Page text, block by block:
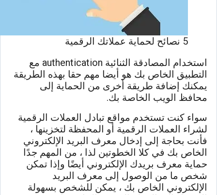
5 نصائح لحماية عملاتك الرقمية
استخدام المصادقة الثنائية authentication مع
التطبيق الخاص بك هو أيضا مهم حقا بهذه الطريقة
يمكنك إضافة طريقة أخرى من الحماية إلى
محافظ الويب الخاصة بك.
سواء كنت تستخدم مواقع تبادل العملات الرقمية
لشراء العملات الرقمية أو المحفظة لتخزينها ،
فأنت بحاجة إلى إدخال معرف البريد الإلكتروني
الخاص بك في كلا الخطوتين لذا ، من المهم جدًا
حماية معرف بريدك الإلكتروني أيضًا وإذا تمكن
شخص ما من الوصول إلى معرف البريد
الإلكتروني الخاص بك ، يمكن للشخص بسهولة